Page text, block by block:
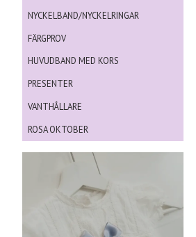
NYCKELBAND/NYCKELRINGAR
FÄRGPROV
HUVUDBAND MED KORS
PRESENTER
VANTHÅLLARE
ROSA OKTOBER